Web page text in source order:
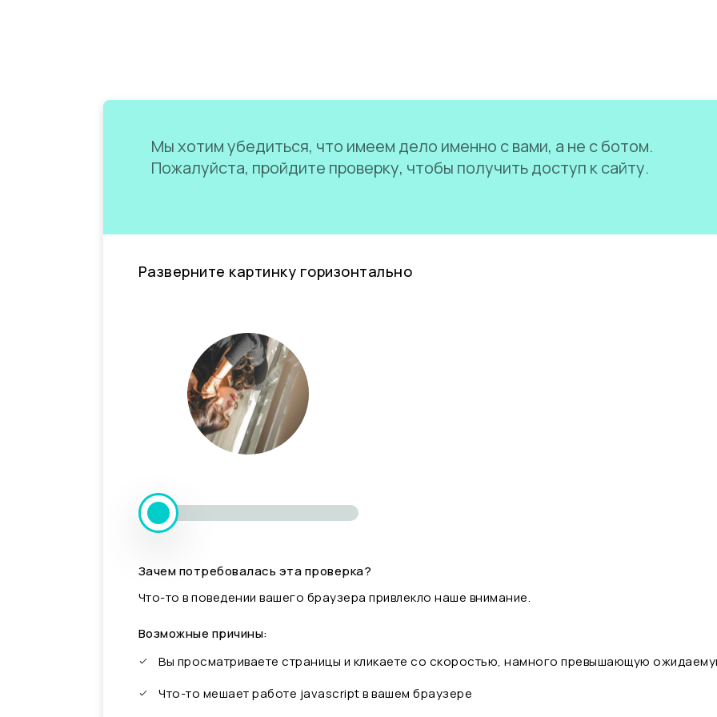
Мы хотим убедиться, что имеем дело именно с вами, а не с ботом.
Пожалуйста, пройдите проверку, чтобы получить доступ к сайту.
Разверните картинку горизонтально
Зачем потребовалась эта проверка?
Что-то в поведении вашего браузера привлекло наше внимание.
Возможные причины:
Вы просматриваете страницы и кликаете со скоростью, намного превышающую
Что-то мешает работе javascript в вашем браузере